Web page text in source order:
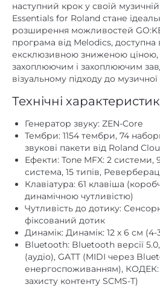
наступний крок у своїй
Essentials for Roland стане
розширення можливостей
програма від Melodics, доступна
ексклюзивною зниженою ціною,
захоплюючим і захоплюючим
візуальному підходу до музичної
Технічні
Генератор звуку: ZEN-Core
Тембри: 1154 тембри, 74
звукові пакети від Roland
Ефекти: Tone MFX: 2 системи,
система, 15 типів,
Клавіатура: 61 клавіша
динамічною чутливістю)
Чутливість до дотику:
фіксований дотик
Динамік: Динамік: 12 х 6 см
Bluetooth: Bluetooth версії
(аудіо), GATT (MIDI через
енергоспоживанням), КОДЕК:
захисту контенту SCMS-T)